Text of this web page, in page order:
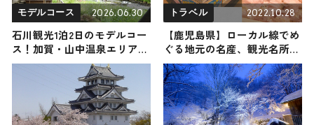
モデルコース 2026.06.30
石川観光1泊2日のモデルコー
ス！加賀・山中温泉エリアの
人気スポット・名所を満喫で
きる王道の旅程を紹介
トラベル 2022.10.28
【鹿児島県】ローカル線でめ
ぐる地元の名産、観光名所を
望めるお宿など6選｜観光ス
ポットから宿、名産店・名産
品までご紹介